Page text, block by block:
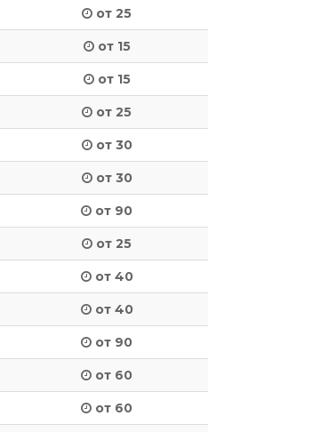
от 25
от 15
от 15
от 25
от 30
от 30
от 90
от 25
от 40
от 40
от 90
от 60
от 60